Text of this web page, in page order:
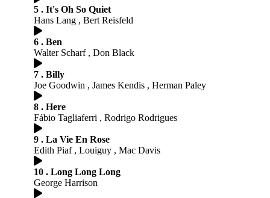
5 . It's Oh So Quiet
Hans Lang , Bert Reisfeld
6 . Ben
Walter Scharf , Don Black
7 . Billy
Joe Goodwin , James Kendis , Herman Paley
8 . Here
Fábio Tagliaferri , Rodrigo Rodrigues
9 . La Vie En Rose
Edith Piaf , Louiguy , Mac Davis
10 . Long Long Long
George Harrison